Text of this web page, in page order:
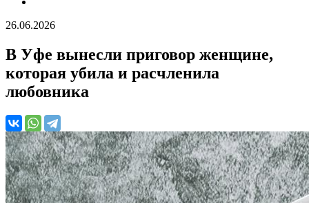
26.06.2026
В Уфе вынесли приговор женщине,
которая убила и расчленила
любовника